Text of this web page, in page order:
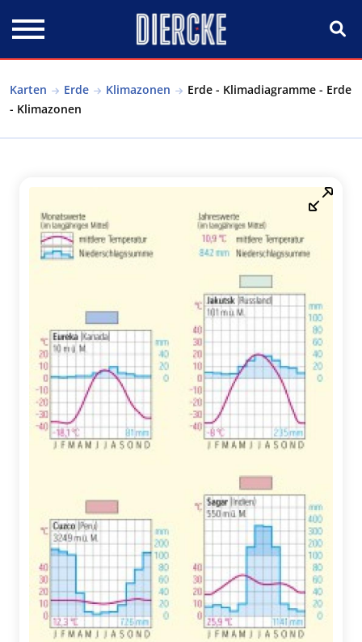
Karten Erde Klimazonen
Erde - Klimadiagramme - Erde
- Klimazonen